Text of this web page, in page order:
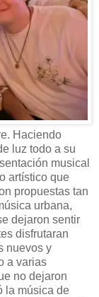
Haciendo
luz todo a su
musical
artístico que
propuestas tan
urbana,
dejaron sentir
disfrutaran
nuevos y
a varias
no dejaron
la música de